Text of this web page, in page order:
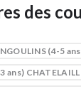
des
(4-5
ans)